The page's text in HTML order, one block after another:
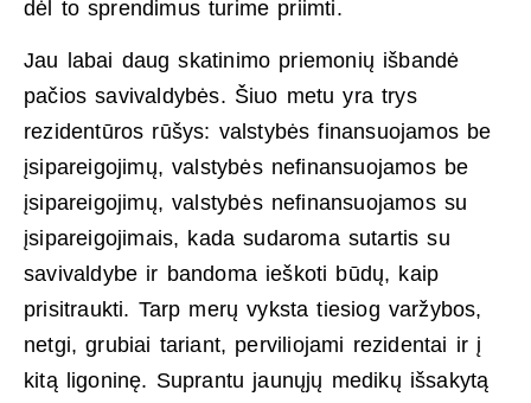
dėl to sprendimus turime priimti.
Jau labai daug skatinimo priemonių išbandė
pačios savivaldybės. Šiuo metu yra trys
rezidentūros rūšys: valstybės finansuojamos be
įsipareigojimų, valstybės nefinansuojamos be
įsipareigojimų, valstybės nefinansuojamos su
įsipareigojimais, kada sudaroma sutartis su
savivaldybe ir bandoma ieškoti būdų, kaip
prisitraukti. Tarp merų vyksta tiesiog varžybos,
netgi, grubiai tariant, perviliojami rezidentai ir į
kitą ligoninę. Suprantu jaunųjų medikų išsakytą